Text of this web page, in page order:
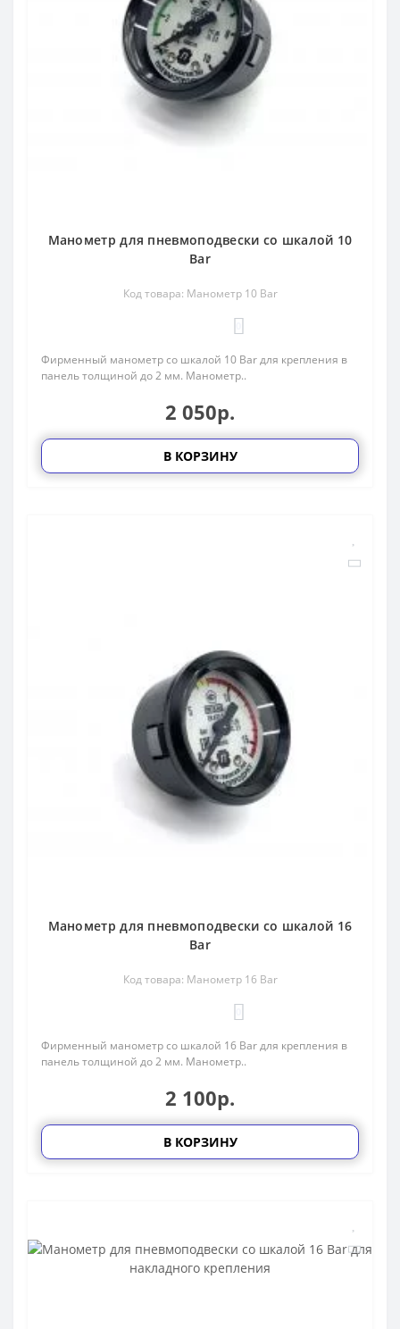
Манометр для пневмоподвески со шкалой 10
Bar
Код товара: Манометр 10 Bar
Фирменный манометр со шкалой 10 Bar для крепления в
панель толщиной до 2 мм. Манометр..
2 050р.
В КОРЗИНУ
Манометр для пневмоподвески со шкалой 16
Bar
Код товара: Манометр 16 Bar
Фирменный манометр со шкалой 16 Bar для крепления в
панель толщиной до 2 мм. Манометр..
2 100р.
В КОРЗИНУ